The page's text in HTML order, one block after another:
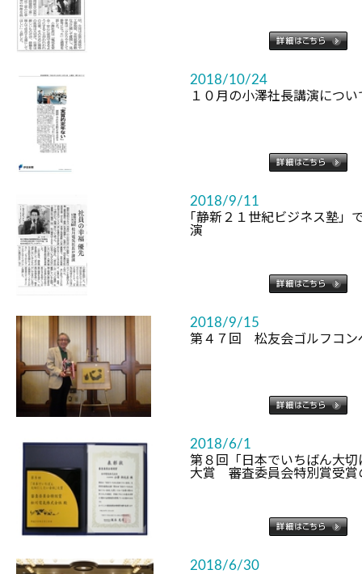
2018/10/24
１０月の小澤社長講演につい
2018/9/11
｢静新２１世紀ビジネス塾」
演
2018/9/15
第４７回 松友会ゴルフコン
2018/6/1
第８回「日本でいちばん大切
大賞 審査委員会特別賞受賞
2018/6/30